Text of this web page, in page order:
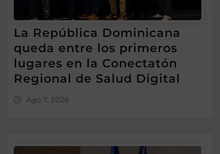
La República Dominicana
queda entre los primeros
lugares en la Conectatón
Regional de Salud Digital
Ago 7, 2026